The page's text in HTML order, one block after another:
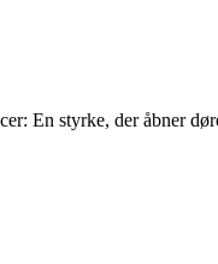
En styrke, der åbner